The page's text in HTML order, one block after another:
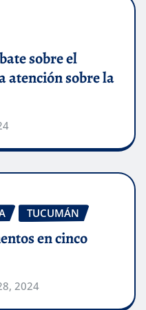
sobre el
atención sobre la
TUCUMÁN
en cinco
2024